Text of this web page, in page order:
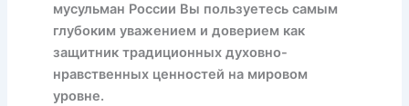
мусульман России Вы пользуетесь самым
глубоким уважением и доверием как
защитник традиционных духовно-
нравственных ценностей на мировом
уровне.